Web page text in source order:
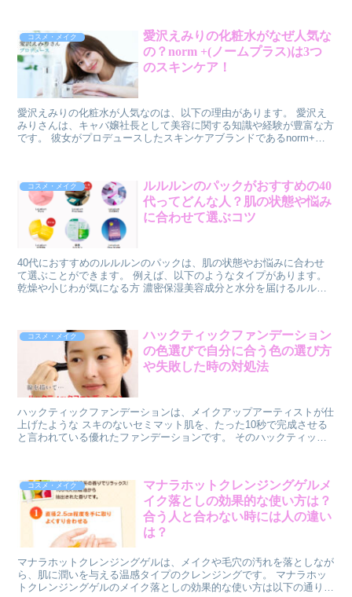
コスメ・メイク
愛沢えみりの化粧水がなぜ人気な
の？norm +(ノームプラス)は3つ
のスキンケア！
愛沢えみりの化粧水が人気なのは、以下の理由があります。 愛沢え
みりさんは、キャバ嬢社長として美容に関する知識や経験が豊富な方
です。 彼女がプロデュースしたスキンケアブランドであるnorm+
ピジュア（ポリクオタニウム-51）といった話題の成分を配合してい
ます。 これらの成分は、肌の保湿や再生を促進する効果が期待され
ています。 norm+（ノームプラス）の化粧水は、とろりとしたみず
みずしい感触で、肌にすっとなじんでいきます。
コスメ・メイク
ルルルンのパックがおすすめの40
代ってどんな人？肌の状態や悩み
に合わせて選ぶコツ
40代におすすめのルルルンのパックは、肌の状態やお悩みに合わせ
て選ぶことができます。 例えば、以下のようなタイプがあります。
乾燥や小じわが気になる方 濃密保湿美容成分と水分を届けるルルル
シャス GREEN（バランス）がおすすめです。皮脂バランスを整え
て、ぷるんと弾むような肌へ導きます。 くすみや透明感が気になる
WHITE（クリア）3がおすすめです。徹底的にハリツヤを与えて、パ
ッときらめく肌へ導きます。 また、45歳以上の方には、エイジング
ケア・弾力・ハリツヤを与えるルルルン OVERカメリアピンク（モ
イスト）や、くすみ肌をツヤ肌へ導くルルルン OVERアイリスブル
ー（クリア）もおすすめです。 一夜でお肌をレスキューしたい方に
は、たっぷり35mlの美容液を贅沢に配合したルルルンワンナイト レ
みてください。
コスメ・メイク
ハックティックファンデーション
の色選びで自分に合う色の選び方
や失敗した時の対処法
ハックティックファンデーションは、メイクアップアーティストが仕
上げたような スキのないセミマット肌を、たった10秒で完成させる
と言われている優れたファンデーションです。 そのハックティック
コスメ・メイク
マナラホットクレンジングゲルメ
イク落としの効果的な使い方は？
合う人と合わない時には人の違い
は？
マナラホットクレンジングゲルは、メイクや毛穴の汚れを落としなが
ら、肌に潤いを与える温感タイプのクレンジングです。 マナラホッ
トクレンジングゲルのメイク落としの効果的な使い方は以下の通りで